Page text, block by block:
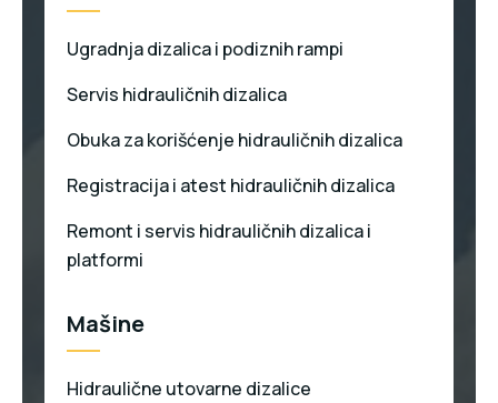
Ugradnja dizalica i podiznih rampi
Servis hidrauličnih dizalica
Obuka za korišćenje hidrauličnih dizalica
Registracija i atest hidrauličnih dizalica
Remont i servis hidrauličnih dizalica i
platformi
Mašine
Hidraulične utovarne dizalice